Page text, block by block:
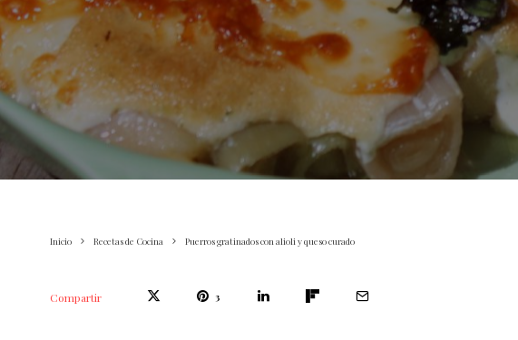
Inicio Recetas de Cocina Puerros gratinados con alioli y queso curado
Compartir 3